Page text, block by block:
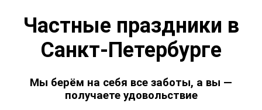
Частные праздники в
Санкт-Петербурге
Мы берём на себя все заботы, а вы —
получаете удовольствие